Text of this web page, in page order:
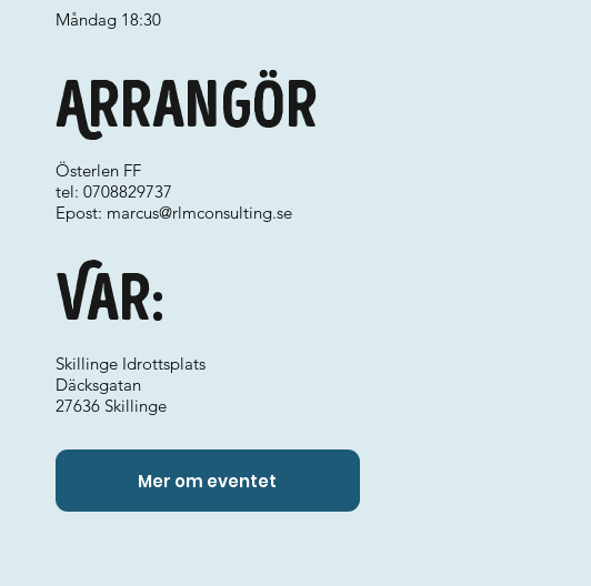
Var:
Arrangör
Österlen FF
tel: 0708829737
Epost: marcus@rlmconsulting.se
Skillinge Idrottsplats
Däcksgatan
27636 Skillinge
Måndag 18:30
Mer om eventet